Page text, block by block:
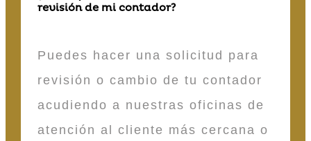
revisión de mi contador?
Puedes hacer una solicitud para
revisión o cambio de tu contador
acudiendo a nuestras oficinas de
atención al cliente más cercana o